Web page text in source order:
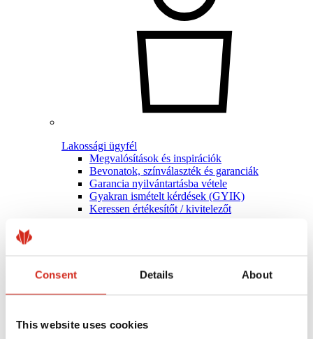
Consent Details About
This website uses cookies
Lakossági ügyfél
Megvalósítások és inspirációk
Bevonatok, színválaszték és garanciák
Garancia nyilvántartásba vétele
Gyakran ismételt kérdések (GYIK)
Keressen értékesítőt / kivitelezőt